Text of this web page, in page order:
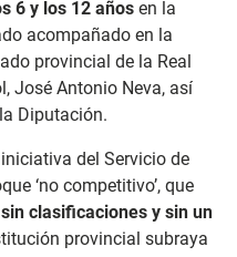
6 y los 12 añosen la
acompañado en la
provincial de la Real
José Antonio Neva, así
Diputación.
del Servicio de
‘no competitivo’, que
clasificaciones y sin un
provincial subraya